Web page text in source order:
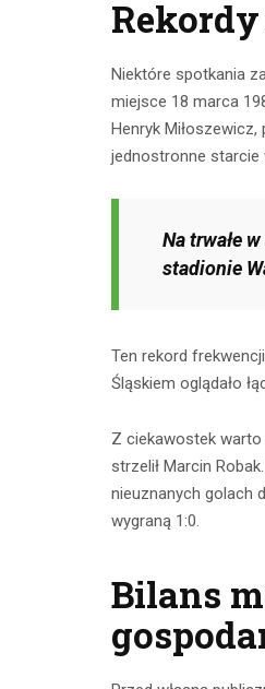
Niektóre spotkania
miejsce 18 marca
Henryk
jednostronne starcie
Na trwałe
stadionie
Ten rekord
Śląskiem oglądało
Z ciekawostek warto
strzelił Marcin
nieuznanych golach
wygraną 1:0.
Bilans